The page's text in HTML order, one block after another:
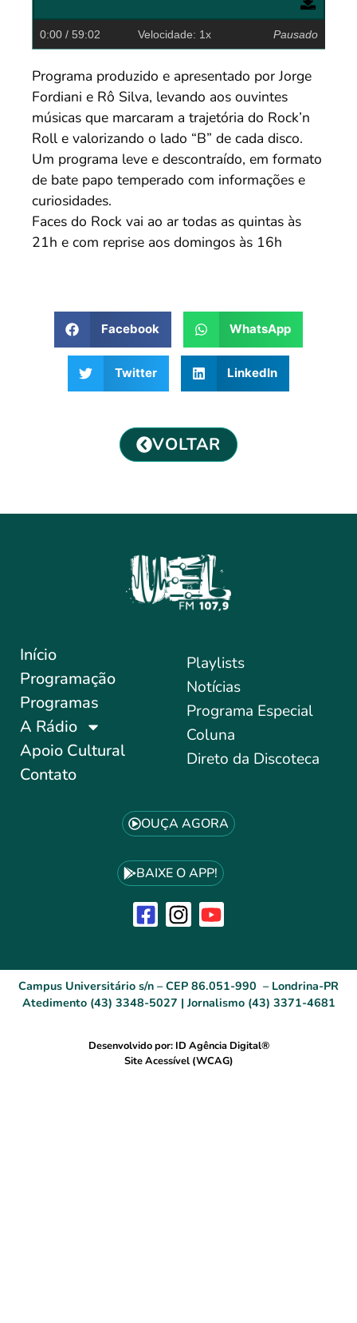
0:00 / 59:02 Velocidade: 1x Pausado
Programa produzido e apresentado por Jorge
Fordiani e Rô Silva, levando aos ouvintes
músicas que marcaram a trajetória do Rock’n
Roll e valorizando o lado “B” de cada disco.
Um programa leve e descontraído, em formato
de bate papo temperado com informações e
curiosidades.
Faces do Rock vai ao ar todas as quintas às
21h e com reprise aos domingos às 16h
Facebook WhatsApp
Twitter LinkedIn
VOLTAR
Início
Programação
Programas
A Rádio
Apoio Cultural
Contato
Playlists
Notícias
Programa Especial
Coluna
Direto da Discoteca
OUÇA AGORA
BAIXE O APP!
Campus Universitário s/n – CEP 86.051-990 – Londrina-PR
Atedimento (43) 3348-5027 | Jornalismo (43) 3371-4681
Desenvolvido por: ID Agência Digital®
Site Acessível (WCAG)